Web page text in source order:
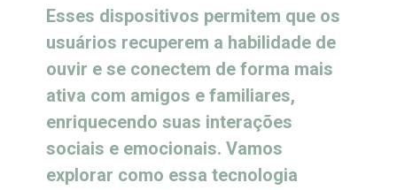
Esses dispositivos permitem que os
usuários recuperem a habilidade de
ouvir e se conectem de forma mais
ativa com amigos e familiares,
enriquecendo suas interações
sociais e emocionais. Vamos
explorar como essa tecnologia